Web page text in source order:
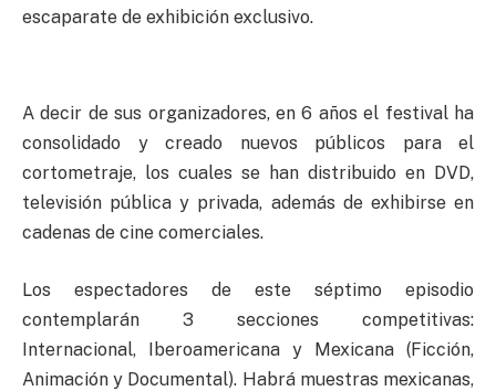
escaparate de exhibición exclusivo.
A decir de sus organizadores, en 6 años el festival ha
consolidado y creado nuevos públicos para el
cortometraje, los cuales se han distribuido en DVD,
televisión pública y privada, además de exhibirse en
cadenas de cine comerciales.
Los espectadores de este séptimo episodio
contemplarán 3 secciones competitivas:
Internacional, Iberoamericana y Mexicana (Ficción,
Animación y Documental). Habrá muestras mexicanas,